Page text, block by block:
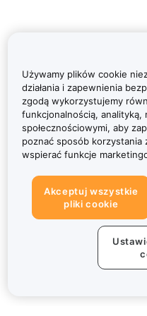
Używamy plików cookie
działania i zapewnienia
zgodą wykorzystujemy
funkcjonalnością, analityką,
społecznościowymi, aby
poznać sposób korzystania
wspierać funkcje
Akceptuj wszystkie
pliki cookie